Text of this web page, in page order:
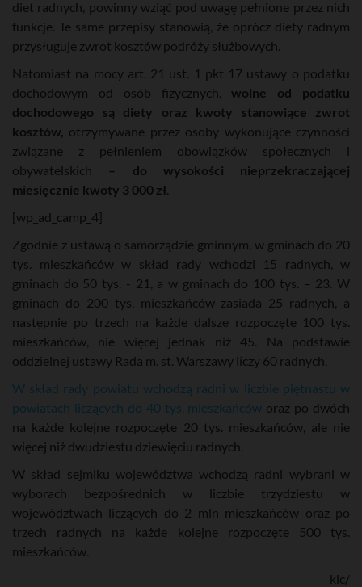
diet radnych, powinny wziąć pod uwagę pełnione przez nich
funkcje. Te same przepisy stanowią, że oprócz diety radnym
przysługuje zwrot kosztów podróży służbowych.
Natomiast na mocy art. 21 ust. 1 pkt 17 ustawy o podatku
dochodowym od osób fizycznych,
wolne od podatku
dochodowego są diety oraz kwoty stanowiące zwrot
kosztów, otrzymywane przez osoby wykonujące czynności
związane z pełnieniem obowiązków społecznych i
obywatelskich – do wysokości nieprzekraczającej
miesięcznie kwoty 3 000 zł
[wp_ad_camp_4]
Zgodnie z ustawą o samorządzie gminnym, w gminach do 20
tys. mieszkańców w skład rady wchodzi 15 radnych, w
gminach do 50 tys. - 21, a w gminach do 100 tys. – 23. W
gminach do 200 tys. mieszkańców zasiada 25 radnych, a
następnie po trzech na każde dalsze rozpoczęte 100 tys.
mieszkańców, nie więcej jednak niż 45. Na podstawie
oddzielnej ustawy Rada m. st. Warszawy liczy 60 radnych.
W skład rady powiatu wchodzą radni w liczbie piętnastu w
powiatach liczących do 40 tys. mieszkańców oraz po dwóch
na każde kolejne rozpoczęte 20 tys. mieszkańców, ale nie
więcej niż dwudziestu dziewięciu radnych.
W skład sejmiku województwa wchodzą radni wybrani w
wyborach bezpośrednich w liczbie trzydziestu w
województwach liczących do 2 mln mieszkańców oraz po
trzech radnych na każde kolejne rozpoczęte 500 tys.
mieszkańców.
kic/